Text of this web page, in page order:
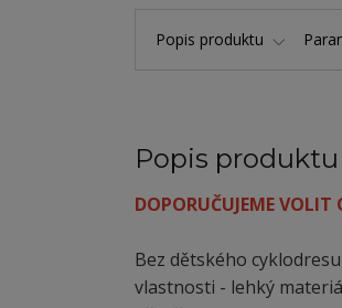
Popis produktu
Popis produktu
DOPORUČUJEME VOLIT
Bez dětského
vlastnosti - lehký